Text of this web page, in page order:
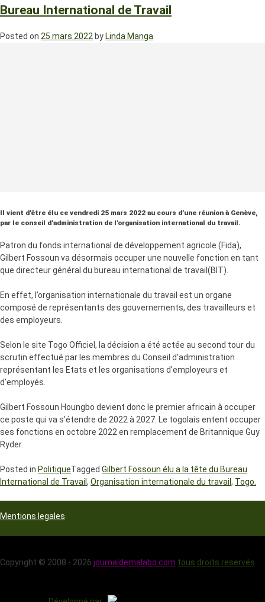
Bureau International de Travail
Posted on 25 mars 2022 by Linda Manga
Il vient d’être élu ce vendredi 25 mars 2022 au cours d’une réunion à Genève,
par le conseil d’administration de l’organisation international du travail.
Patron du fonds international de développement agricole (Fida),
Gilbert Fossoun va désormais occuper une nouvelle fonction en tant
que directeur général du bureau international de travail(BIT).
En effet, l’organisation internationale du travail est un organe
composé de représentants des gouvernements, des travailleurs et
des employeurs.
Selon le site Togo Officiel, la décision a été actée au second tour du
scrutin effectué par les membres du Conseil d’administration
représentant les Etats et les organisations d’employeurs et
d’employés.
Gilbert Fossoun Houngbo devient donc le premier africain à occuper
ce poste qui va s’étendre de 2022 à 2027. Le togolais entent occuper
ses fonctions en octobre 2022 en remplacement de Britannique Guy
Ryder.
Posted in PolitiqueTagged Gilbert Fossoun élu a la tête du Bureau
International de Travail , Organisation internationale du travail , Togo.
Mentions legales
Copyright © 2008 - 2026 journaldemalabo.com tous droits reservés